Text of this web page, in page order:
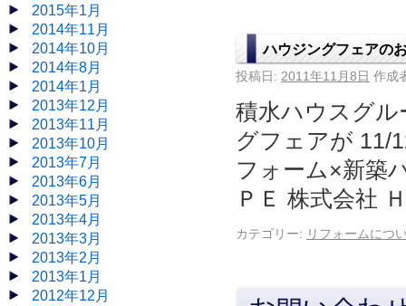
2015年1月
2014年11月
2014年10月
2014年8月
2014年1月
2013年12月
2013年11月
2013年10月
2013年7月
2013年6月
2013年5月
2013年4月
2013年3月
2013年2月
2013年1月
2012年12月
ハウジングフェアの
投稿日: 2011年11月8日 作成
積水ハウスグル
グフェアが
フォーム×新築
ＰＥ 株式会社
カテゴリー: リフォームにつ